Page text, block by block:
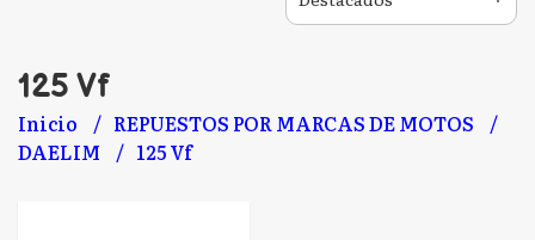
125 Vf
Inicio
REPUESTOS POR MARCAS DE MOTOS
DAELIM
125 Vf